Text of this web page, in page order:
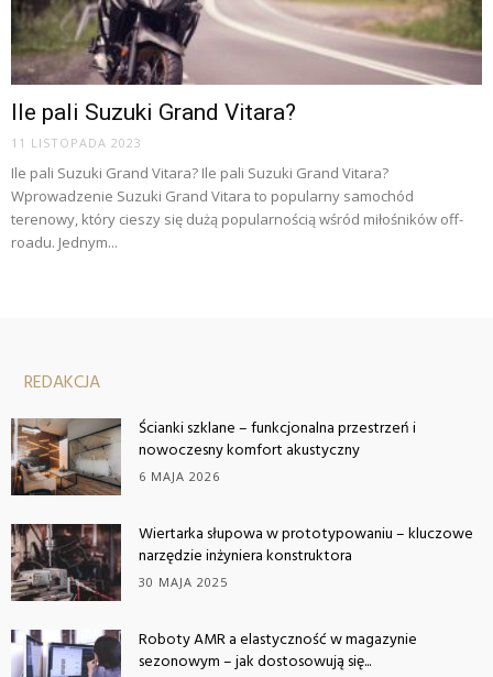
Ile pali Suzuki Grand Vitara?
11 LISTOPADA 2023
Ile pali Suzuki Grand Vitara? Ile pali Suzuki Grand Vitara?
Wprowadzenie Suzuki Grand Vitara to popularny samochód
terenowy, który cieszy się dużą popularnością wśród miłośników off-
roadu. Jednym...
REDAKCJA
Ścianki szklane – funkcjonalna przestrzeń i
nowoczesny komfort akustyczny
6 MAJA 2026
Wiertarka słupowa w prototypowaniu – kluczowe
narzędzie inżyniera konstruktora
30 MAJA 2025
Roboty AMR a elastyczność w magazynie
sezonowym – jak dostosowują się...